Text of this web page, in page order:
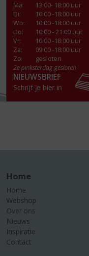
Ma:
13:00- 18:00 uur
Di:
10:00 -18:00 uur
Wo:
10:00 -18:00 uur
Do:
10:00 - 21:00 uur
Vr:
10:00 -18:00 uur
Za:
09:00 -18:00 uur
Zo:
gesloten
2e pinksterdag gesloten
NIEUWSBRIEF
Schrijf je hier in
Home
Home
Webshop
Over ons
Nieuws
Inspiratie
Contact